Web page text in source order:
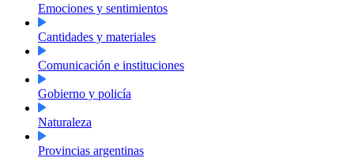
Emociones y sentimientos
Cantidades y materiales
Comunicación e instituciones
Gobierno y policía
Naturaleza
Provincias argentinas